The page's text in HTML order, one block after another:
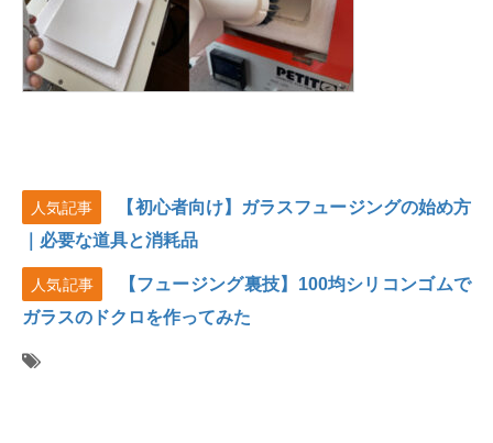
人気記事
【初心者向け】ガラスフュージングの始め方
｜必要な道具と消耗品
人気記事
【フュージング裏技】100均シリコンゴムで
ガラスのドクロを作ってみた